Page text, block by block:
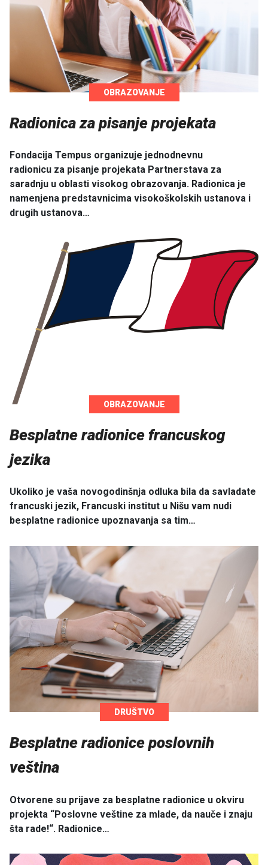
OBRAZOVANJE
Radionica za pisanje projekata
Fondacija Tempus organizuje jednodnevnu
radionicu za pisanje projekata Partnerstava za
saradnju u oblasti visokog obrazovanja. Radionica je
namenjena predstavnicima visokoškolskih ustanova i
drugih ustanova…
OBRAZOVANJE
Besplatne radionice francuskog
jezika
Ukoliko je vaša novogodinšnja odluka bila da savladate
francuski jezik, Francuski institut u Nišu vam nudi
besplatne radionice upoznavanja sa tim…
DRUŠTVO
Besplatne radionice poslovnih
veština
Otvorene su prijave za besplatne radionice u okviru
projekta “Poslovne veštine za mlade, da nauče i znaju
šta rade!“. Radionice…